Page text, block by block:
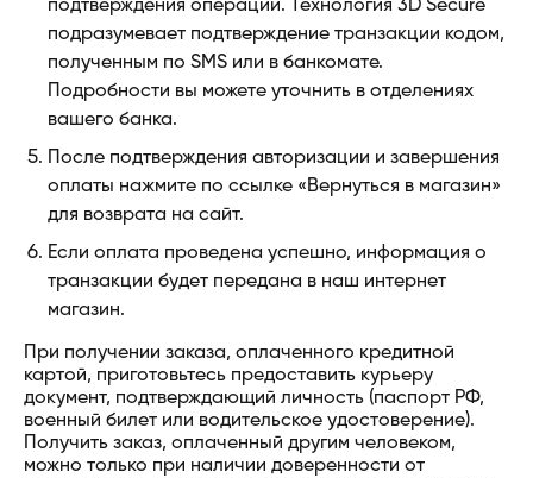
подтверждения операции. Технология 3D Secure
подразумевает подтверждение транзакции кодом,
полученным по SMS или в банкомате.
Подробности вы можете уточнить в отделениях
вашего банка.
После подтверждения авторизации и завершения
оплаты нажмите по ссылке «Вернуться в магазин»
для возврата на сайт.
Если оплата проведена успешно, информация о
транзакции будет передана в наш интернет
магазин.
При получении заказа, оплаченного кредитной
картой, приготовьтесь предоставить курьеру
документ, подтверждающий личность (паспорт РФ,
военный билет или водительское удостоверение).
Получить заказ, оплаченный другим человеком,
можно только при наличии доверенности от